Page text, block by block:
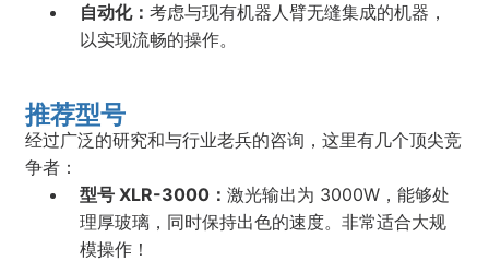
自动化：考虑与现有机器人臂无缝集成的机器，
以实现流畅的操作。
推荐型号
经过广泛的研究和与行业老兵的咨询，这里有几个顶尖竞
争者：
型号 XLR-3000：激光输出为 3000W，能够处
理厚玻璃，同时保持出色的速度。非常适合大规
模操作！